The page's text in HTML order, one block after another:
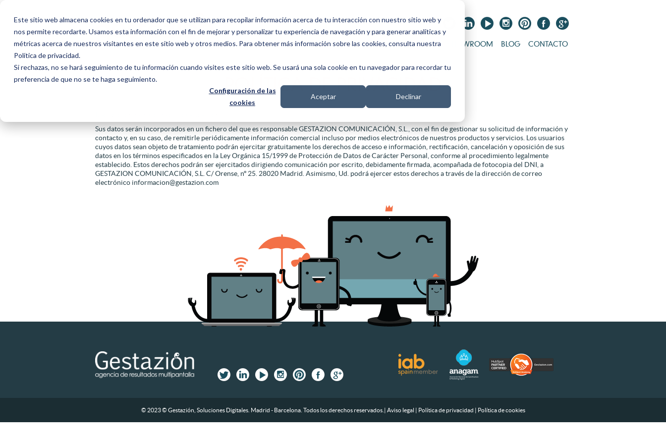
Este sitio web almacena cookies en tu ordenador que se utilizan para recopilar información acerca de tu interacción con nuestro sitio web y
nos permite recordarte. Usamos esta información con el fin de mejorar y personalizar tu experiencia de navegación y para generar analíticas y
métricas acerca de nuestros visitantes en este sitio web y otros medios. Para obtener más información sobre las cookies, consulta nuestra
Política de privacidad.
Si rechazas, no se hará seguimiento de tu información cuando visites este sitio web. Se usará una sola cookie en tu navegador para recordar tu
preferencia de que no se te haga seguimiento.
Configuración de las
cookies
Aceptar Declinar
SOLUCIONES CLIENTES TECNOLOGÍA SHOWROOM BLOG CONTACTO
POLÍTICA DE PRIVACIDAD
Sus datos serán incorporados en un fichero del que es responsable GESTAZION COMUNICACIÓN, S.L., con el fin de gestionar su solicitud de información y
contacto y, en su caso, de remitirle periódicamente información comercial incluso por medios electrónicos de nuestros productos y servicios. Los usuarios
cuyos datos sean objeto de tratamiento podrán ejercitar gratuitamente los derechos de acceso e información, rectificación, cancelación y oposición de sus
datos en los términos especificados en la Ley Orgánica 15/1999 de Protección de Datos de Carácter Personal, conforme al procedimiento legalmente
establecido. Estos derechos podrán ser ejercitados dirigiendo comunicación por escrito, debidamente firmada, acompañada de fotocopia del DNI, a
GESTAZION COMUNICACIÓN, S.L. C/ Orense, nº 25. 28020 Madrid. Asimismo, Ud. podrá ejercer estos derechos a través de la dirección de correo
electrónico informacion@gestazion.com
© 2023 © Gestazión, Soluciones Digitales. Madrid - Barcelona. Todos los derechos reservados. | Aviso legal | Política de privacidad | Política de cookies